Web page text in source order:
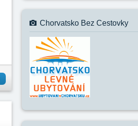
Chorvatsko Bez Cestovky